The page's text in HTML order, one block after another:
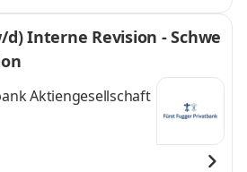
Interne Revision - Schwe
Aktiengesellschaft